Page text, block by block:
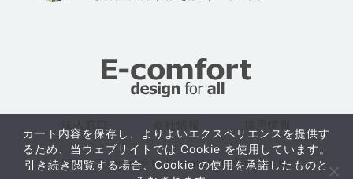
おすすめ
©2004- E-comfort® by Kawaguchi furniture Co.,ltd.
カート内容を保存し、よりよいエクスペリエンスを提供す
るため、当ウェブサイトでは Cookie を使用しています。
引き続き閲覧する場合、Cookie の使用を承諾したものと